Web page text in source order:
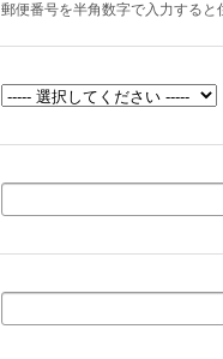
郵便番号を半角数字で入力すると